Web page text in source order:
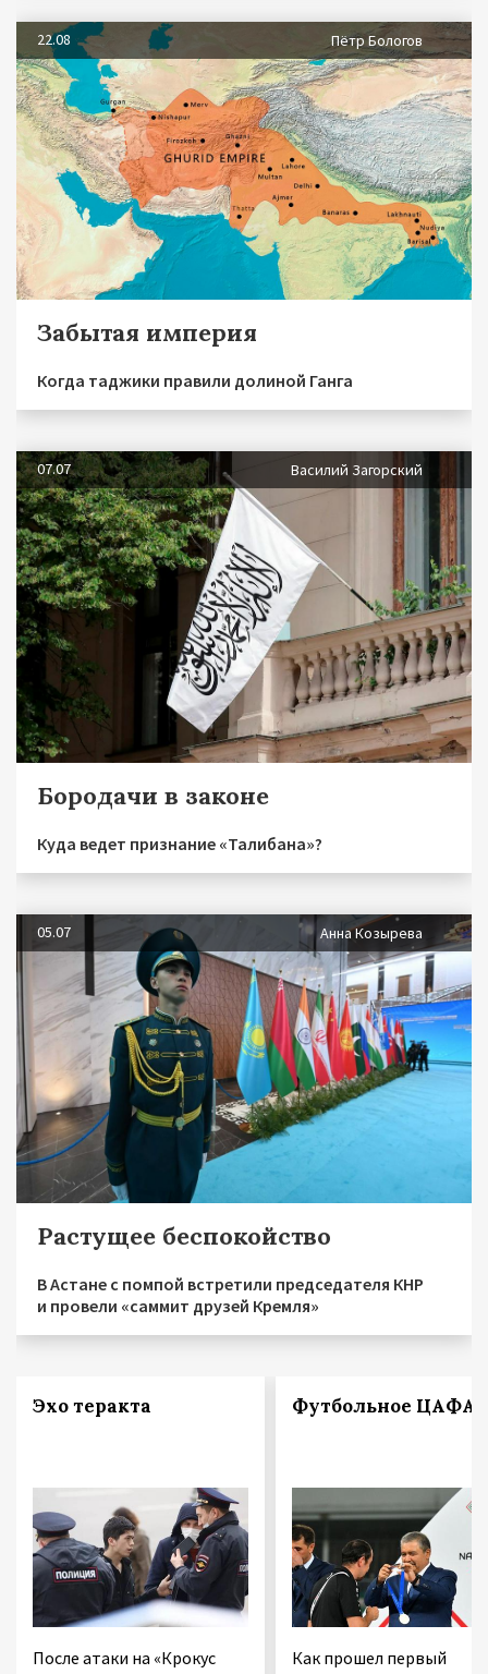
22.08 Пётр Бологов
Забытая империя
Когда таджики правили долиной Ганга
07.07 Василий Загорский
Бородачи в законе
Куда ведет признание «Талибана»?
05.07 Анна Козырева
Растущее беспокойство
В Астане с помпой встретили председателя КНР
и провели «саммит друзей Кремля»
Эхо теракта
После атаки на «Крокус
Футбольное
Как прошел первый